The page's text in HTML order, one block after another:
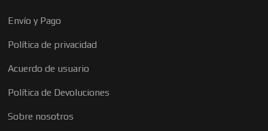
Envío y Pago
Política de privacidad
Acuerdo de usuario
Política de Devoluciones
Sobre nosotros